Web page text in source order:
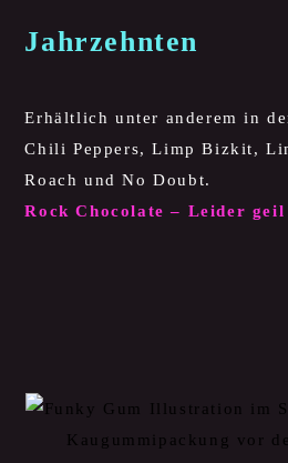
Jahrzehnten
Erhältlich unter anderem in
Chili Peppers, Limp Bizkit,
Roach und No Doubt.
Rock Chocolate – Leider geil